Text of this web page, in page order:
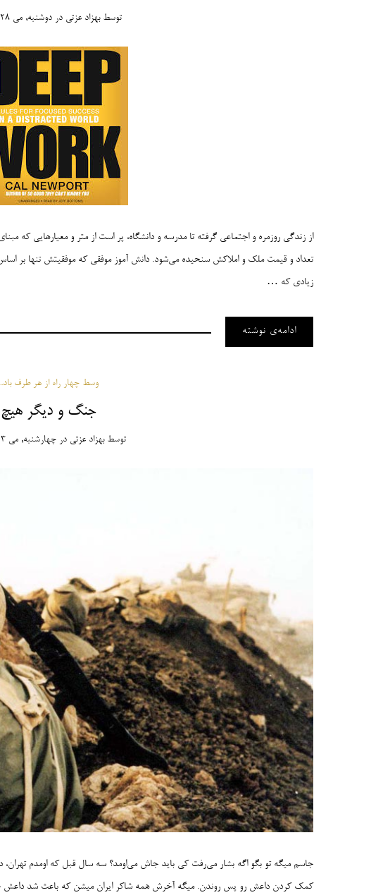
توسطبهزاد عزتی در دوشنبه, می 28, 2018
از زندگی روزمره و اجتماعی گرفته تا مدرسه و دانشگاه، پر است از متر و معیارهایی که
تعداد و قیمت ملک و املاکش سنحیده می‌شود. دانش آموز موفقی که موفقیتش تنها بر
زیادی که …
ادامه‌ی نوشته
وسط چهار راه از هر طرف باد...
جنگ و دیگر هیچ
توسطبهزاد عزتی در چهارشنبه, می 23, 2018
کمک کردن داعش رو پس روندن. میگه آخرش همه شاکر ایران میشن که باعث شد داعش